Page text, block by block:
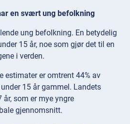
en svært ung befolkning
ung befolkning. En betydelig
15 år, noe som gjør det til en
i verden.
estimater er omtrent 44% av
15 år gammel. Landets
som er mye yngre
gjennomsnitt.